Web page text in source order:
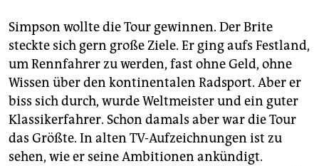
Simpson wollte die Tour gewinnen. Der Brite
steckte sich gern große Ziele. Er ging aufs Festland,
um Rennfahrer zu werden, fast ohne Geld, ohne
Wissen über den kontinentalen Radsport. Aber er
biss sich durch, wurde Weltmeister und ein guter
Klassikerfahrer. Schon damals aber war die Tour
das Größte. In alten TV-Aufzeichnungen ist zu
sehen, wie er seine Ambitionen ankündigt.